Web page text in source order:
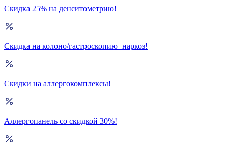
Скидка 25% на денситометрию!
Скидка на колоно/гастроскопию+наркоз!
Скидки на аллергокомплексы!
Аллергопанель со скидкой 30%!